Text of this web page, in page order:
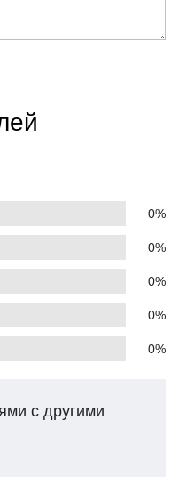
0%
0%
0%
0%
0%
с другими